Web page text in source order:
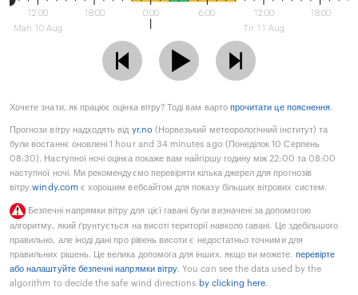
12:00
Man 10 Aug
18:00 0:00 6:00
12:00
Tir 11 Aug
18:00
Хочете знати, як працює оцінка вітру? Тоді вам варто прочитати це пояснення.
Прогнози вітру надходять від yr.no (Норвезький метеорологічний інститут) та
були востаннє оновлені 1 hour and 34 minutes ago (Понеділок 10 Серпень
08:30). Наступної ночі оцінка покаже вам найгіршу годину між 22:00 та 08:00
наступної ночі. Ми рекомендуємо перевіряти кілька джерел для прогнозів
вітру.windy.comє хорошим вебсайтом для показу більших вітрових систем.
Безпечні напрямки вітру для цієї гавані були визначені за допомогою
алгоритму, який ґрунтується на висоті території навколо гавані. Це здебільшого
правильно, але іноді дані про рівень висоти є недостатньо точними для
правильних рішень. Це велика допомога для інших, якщо ви можете. перевірте
або налаштуйте безпечні напрямки вітру. You can see the data used by the
algorithm to decide the safe wind directions by clicking here.